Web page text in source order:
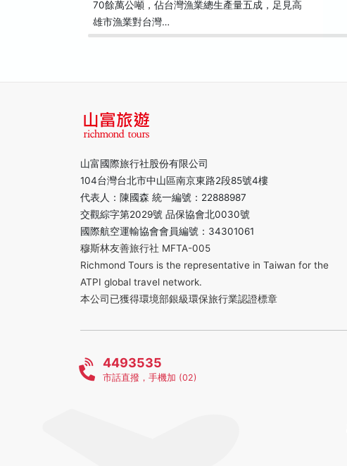
70餘萬公噸，佔台灣漁業總生產量五成，足見高
雄市漁業對台灣…
山富國際旅行社股份有限公司
104台灣台北市中山區南京東路2段85號4樓
代表人：陳國森 統一編號：22888987
交觀綜字第2029號 品保協會北0030號
國際航空運輸協會會員編號：34301061
穆斯林友善旅行社 MFTA-005
Richmond Tours is the representative in Taiwan for the
ATPI global travel network.
本公司已獲得環境部銀級環保旅行業認證標章
4493535
市話直撥，手機加 (02)